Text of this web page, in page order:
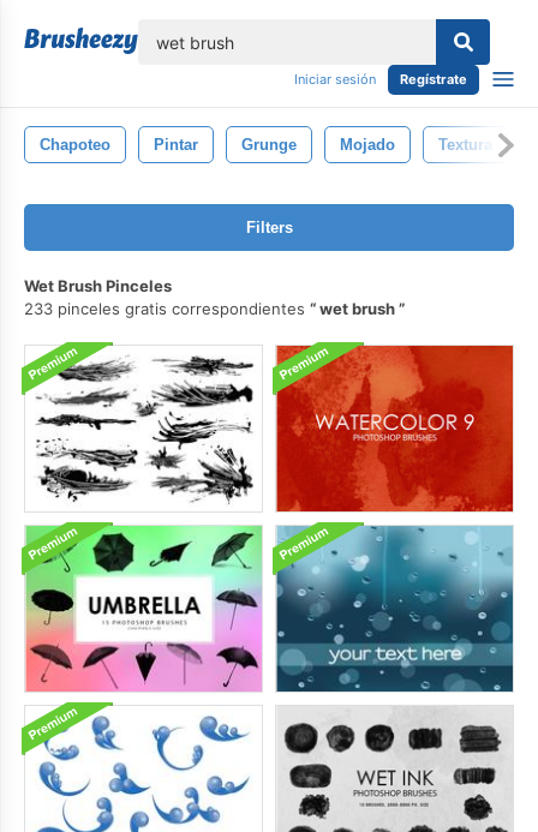
Iniciar sesión Regístrate
Chapoteo Pintar Grunge Mojado Textura
Filters
Wet Brush Pinceles
233 pinceles gratis correspondientes
wet brush